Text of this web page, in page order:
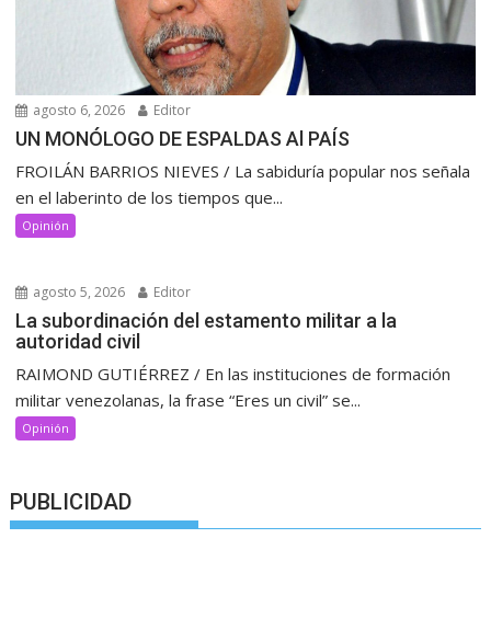
agosto 6, 2026 Editor
UN MONÓLOGO DE ESPALDAS Al PAÍS
FROILÁN BARRIOS NIEVES / La sabiduría popular nos señala
en el laberinto de los tiempos que...
Opinión
agosto 5, 2026 Editor
La subordinación del estamento militar a la
autoridad civil
RAIMOND GUTIÉRREZ / En las instituciones de formación
militar venezolanas, la frase “Eres un civil” se...
Opinión
PUBLICIDAD